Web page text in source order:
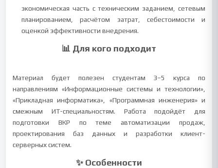
экономическая часть с техническим заданием, сетевым
планированием, расчётом затрат, себестоимости и
оценкой эффективности внедрения.
📊 Для кого подходит
Материал будет полезен студентам 3–5 курса по
направлениям «Информационные системы и технологии»,
«Прикладная информатика», «Программная инженерия» и
смежным ИТ-специальностям. Работа подойдёт для
подготовки ВКР по теме автоматизации продаж,
проектирования баз данных и разработки клиент-
серверных систем.
✨ Особенности